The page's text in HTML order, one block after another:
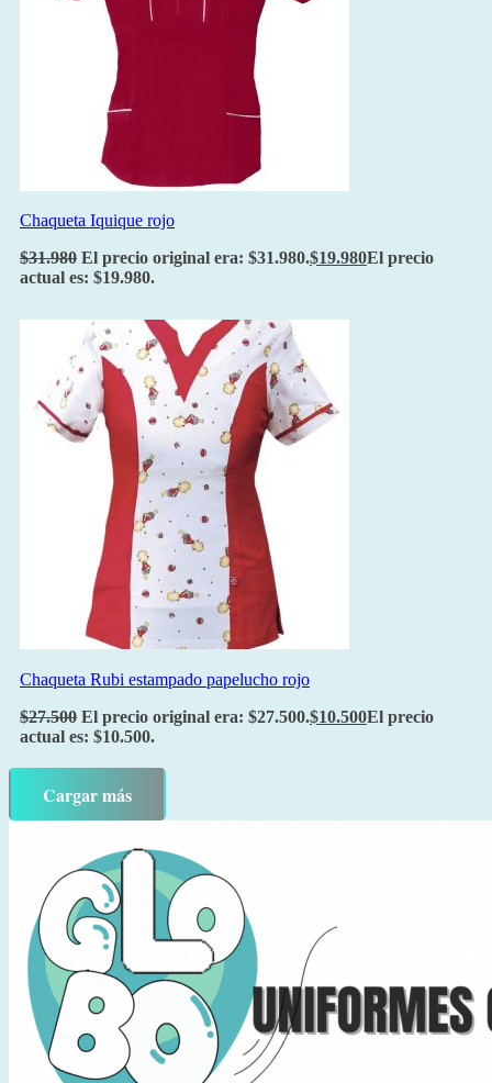
Chaqueta Iquique rojo
$31.980 El precio original era: $31.980.$19.980El precio
actual es: $19.980.
Chaqueta Rubi estampado papelucho rojo
$27.500 El precio original era: $27.500.$10.500El precio
actual es: $10.500.
Cargar más